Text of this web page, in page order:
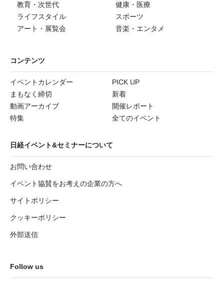
教育・次世代
健康・医療
ライフスタイル
スポーツ
アート・展覧会
音楽・エンタメ
コンテンツ
イベントカレンダー
PICK UP
まもなく締切
新着
動画アーカイブ
開催レポート
特集
全てのイベント
日経イベント&セミナーについて
お問い合わせ
イベント協賛をお考えの企業の方へ
サイトポリシー
クッキーポリシー
外部送信
Follow us